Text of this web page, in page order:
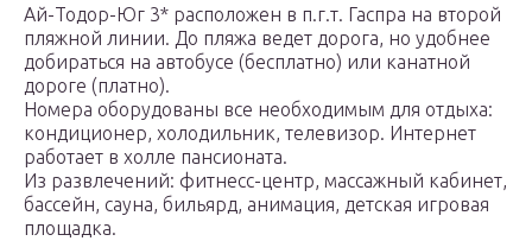
Ай-Тодор-Юг 3* расположен в п.г.т. Гаспра на второй
пляжной линии. До пляжа ведет дорога, но удобнее
добираться на автобусе (бесплатно) или канатной
дороге (платно).
Номера оборудованы все необходимым для отдыха:
кондиционер, холодильник, телевизор. Интернет
работает в холле пансионата.
Из развлечений: фитнесс-центр, массажный кабинет,
бассейн, сауна, бильярд, анимация, детская игровая
площадка.